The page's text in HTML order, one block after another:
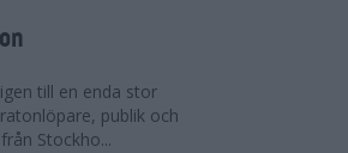
till en enda stor
publik och
Stockho...